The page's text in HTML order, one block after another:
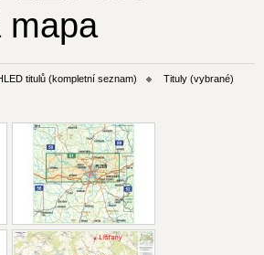
mapa
titulů (kompletní seznam)
Tituly (vybrané)